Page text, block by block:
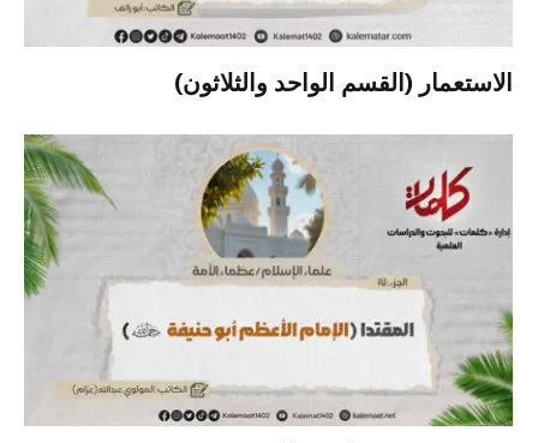
الاستعمار (القسم الواحد والثلاثون)